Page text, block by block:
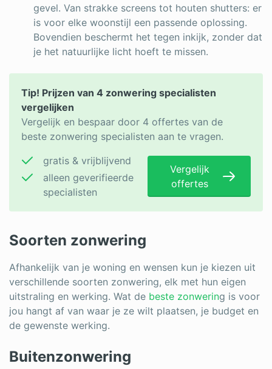
gevel. Van strakke screens tot houten shutters: er
is voor elke woonstijl een passende oplossing.
Bovendien beschermt het tegen inkijk, zonder dat
je het natuurlijke licht hoeft te missen.
Tip! Prijzen van 4 zonwering specialisten
vergelijken
Vergelijk en bespaar door 4 offertes van de
beste zonwering specialisten aan te vragen.
gratis & vrijblijvend
alleen geverifieerde
specialisten
Vergelijk
offertes
Soorten zonwering
Afhankelijk van je woning en wensen kun je kiezen uit
verschillende soorten zonwering, elk met hun eigen
uitstraling en werking. Wat de beste zonwering is voor
jou hangt af van waar je ze wilt plaatsen, je budget en
de gewenste werking.
Buitenzonwering